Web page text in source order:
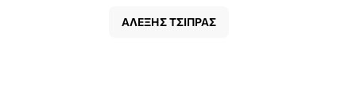
ΑΛΕΞΗΣ ΤΣΙΠΡΑΣ